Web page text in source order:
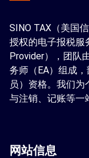
SINO TAX（美国
授权的电子报税服
Provider），团队
务师（EA）组成
员）资格。我们
与注销、记账等一
网站信息